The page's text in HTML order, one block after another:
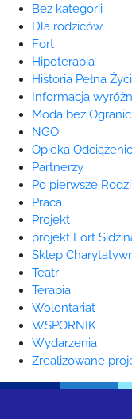
Bez kategorii
Dla rodziców
Fort
Hipoterapia
Historia Pełna
Informacja
Moda bez
NGO
Opieka
Partnerzy
Po pierwsze
Praca
Projekt
projekt Fort
Sklep
Teatr
Terapia
Wolontariat
WSPORNIK
Wydarzenia
Zrealizowane